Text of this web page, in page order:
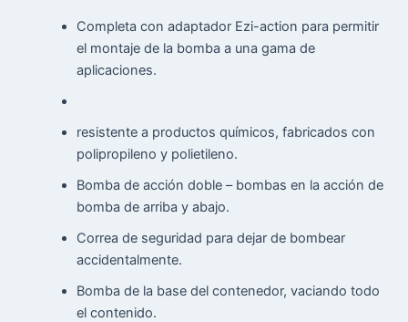
Completa con adaptador Ezi-action para permitir
el montaje de la bomba a una gama de
aplicaciones.
resistente a productos químicos, fabricados con
polipropileno y polietileno.
Bomba de acción doble – bombas en la acción de
bomba de arriba y abajo.
Correa de seguridad para dejar de bombear
accidentalmente.
Bomba de la base del contenedor, vaciando todo
el contenido.